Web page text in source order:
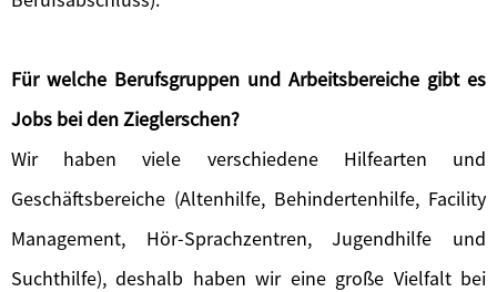
Für welche Berufsgruppen und Arbeitsbereiche gibt es
Jobs bei den Zieglerschen?
Wir haben viele verschiedene Hilfearten und
Geschäftsbereiche (Altenhilfe, Behindertenhilfe, Facility
Management, Hör-Sprachzentren, Jugendhilfe und
Suchthilfe), deshalb haben wir eine große Vielfalt bei